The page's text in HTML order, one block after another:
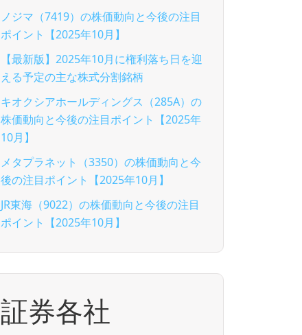
ノジマ（7419）の株価動向と今後の注目
ポイント【2025年10月】
【最新版】2025年10月に権利落ち日を迎
える予定の主な株式分割銘柄
キオクシアホールディングス（285A）の
株価動向と今後の注目ポイント【2025年
10月】
メタプラネット（3350）の株価動向と今
後の注目ポイント【2025年10月】
JR東海（9022）の株価動向と今後の注目
ポイント【2025年10月】
証券各社